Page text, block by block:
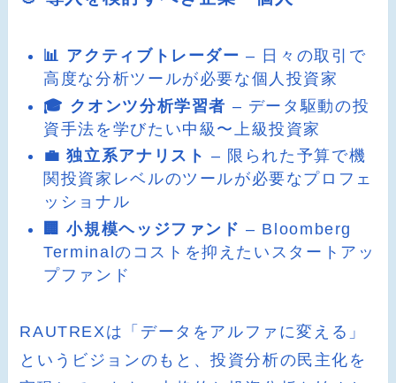
📊 アクティブトレーダー – 日々の取引で
高度な分析ツールが必要な個人投資家
🎓 クオンツ分析学習者 – データ駆動の投
資手法を学びたい中級〜上級投資家
💼 独立系アナリスト – 限られた予算で機
関投資家レベルのツールが必要なプロフェ
ッショナル
🏢 小規模ヘッジファンド – Bloomberg
Terminalのコストを抑えたいスタートアッ
プファンド
RAUTREXは「データをアルファに変える」
というビジョンのもと、投資分析の民主化を